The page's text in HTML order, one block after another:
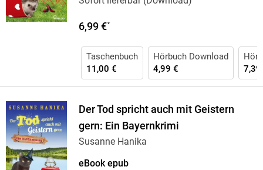
6,99 €*
Taschenbuch
11,00 €
Hörbuch Download
4,99 €
7,39
Der Tod spricht auch mit Geistern
gern: Ein Bayernkrimi
Susanne Hanika
eBook epub